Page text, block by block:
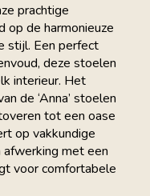
prachtige
op de harmonieuze
stijl. Een perfect
deze stoelen
interieur. Het
de ‘Anna’ stoelen
tot een oase
op vakkundige
met een
voor comfortabele